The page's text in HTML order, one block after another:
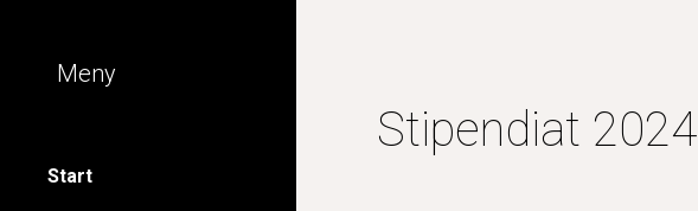
Meny
Start
Stipendiat 2024